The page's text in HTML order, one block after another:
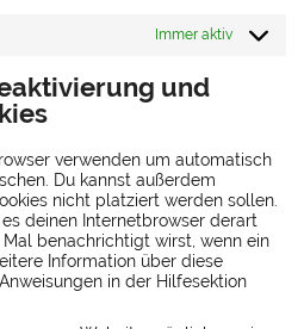
Immer aktiv
und
verwenden um automatisch
Du kannst außerdem
nicht platziert werden sollen.
deinen Internetbrowser derart
benachrichtigt wirst, wenn ein
Information über diese
in der Hilfesektion